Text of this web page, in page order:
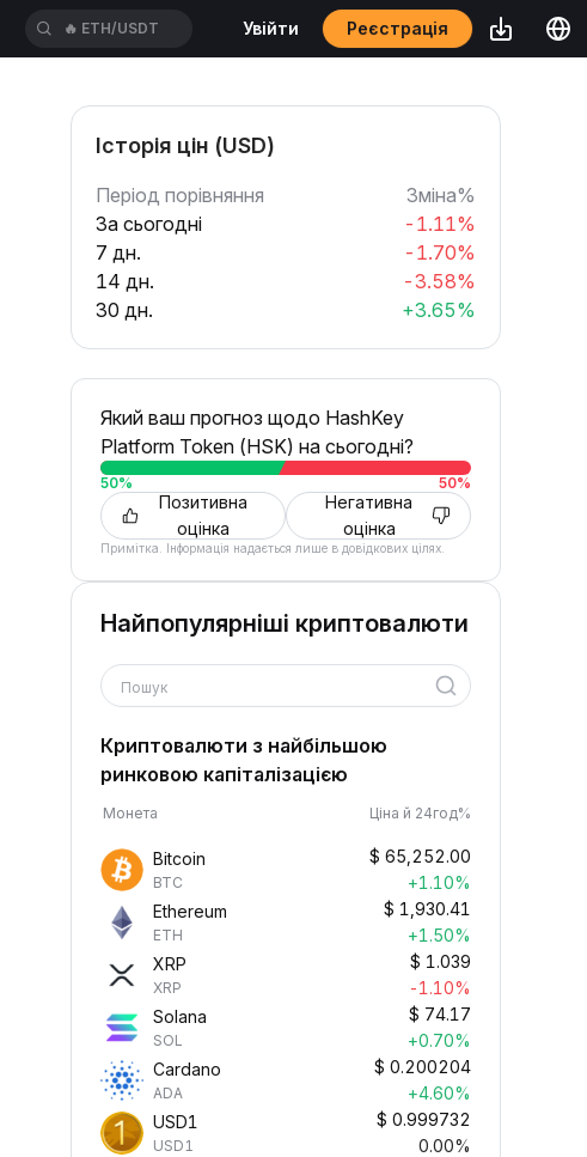
🔥 BTCUSDT Увійти Реєстрація
Історія цін (USD)
Період порівняння
Зміна%
За сьогодні
-1.11%
7 дн.
-1.70%
14 дн.
-3.58%
30 дн.
+3.65%
Який ваш прогноз щодо HashKey
Platform Token (HSK) на сьогодні?
50% 50%
Позитивна
оцінка
Негативна
оцінка
Примітка. Інформація надається лише в довідкових цілях.
Найпопулярніші криптовалюти
Пошук
Криптовалюти з найбільшою
ринковою капіталізацією
Монета Ціна й 24год%
Bitcoin
BTC
$ 65,252.00
+1.10%
Ethereum
ETH
$ 1,930.41
+1.50%
XRP
XRP
$ 1.039
-1.10%
Solana
SOL
$ 74.17
+0.70%
Cardano
ADA
$ 0.200204
+4.60%
USD1
USD1
$ 0.999732
0.00%